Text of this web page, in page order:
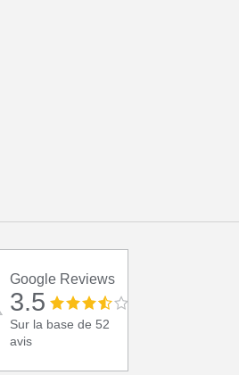
Google Reviews
3.5
Sur la base de 52
avis